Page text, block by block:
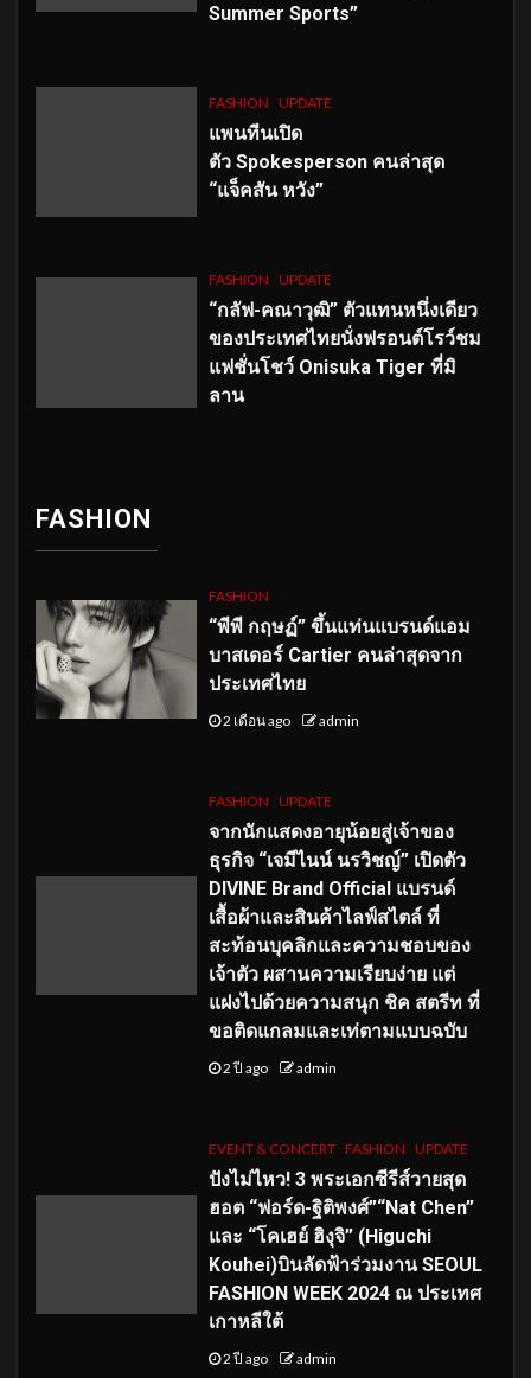
Summer Sports”
FASHION UPDATE
แพนทีนเปิด
ตัว Spokesperson คนล่าสุด
“แจ็คสัน หวัง”
FASHION UPDATE
“กลัฟ-คณาวุฒิ” ตัวแทนหนึ่งเดียว
ของประเทศไทยนั่งฟรอนต์โรว์ชม
แฟชั่นโชว์ Onisuka Tiger ที่มิ
ลาน
FASHION
FASHION
“พีพี กฤษฏ์” ขึ้นแท่นแบรนด์แอม
บาสเดอร์ Cartier คนล่าสุดจาก
ประเทศไทย
2 เดือน ago admin
FASHION UPDATE
จากนักแสดงอายุน้อยสู่เจ้าของ
ธุรกิจ “เจมีไนน์ นรวิชญ์” เปิดตัว
DIVINE Brand Official แบรนด์
เสื้อผ้าและสินค้าไลฟ์สไตล์ ที่
สะท้อนบุคลิกและความชอบของ
เจ้าตัว ผสานความเรียบง่าย แต่
แฝงไปด้วยความสนุก ชิค สตรีท ที่
ขอติดแกลมและเท่ตามแบบฉบับ
2 ปี ago admin
EVENT & CONCERT FASHION UPDATE
ปังไม่ไหว! 3 พระเอกซีรีส์วายสุด
ฮอต “ฟอร์ด-ฐิติพงศ์”“Nat Chen”
และ “โคเฮย์ ฮิงุจิ” (Higuchi
Kouhei)บินลัดฟ้าร่วมงาน SEOUL
FASHION WEEK 2024 ณ ประเทศ
เกาหลีใต้
2 ปี ago admin